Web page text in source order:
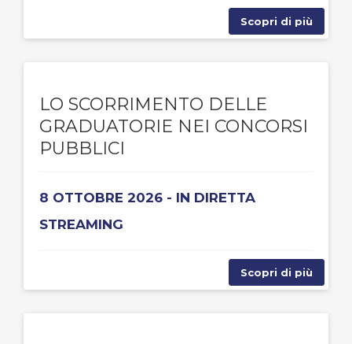
Scopri di più
LO SCORRIMENTO DELLE
GRADUATORIE NEI CONCORSI
PUBBLICI
8 OTTOBRE 2026 - IN DIRETTA
STREAMING
Scopri di più